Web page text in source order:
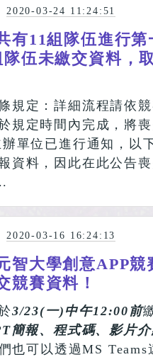
2020-03-24 11:24:51
有11組隊伍進行第
伍未繳交資料，
規定：詳細流程請依
規定時間內完成，將
資料，因此在此公告
...
2020-03-16 16:24:13
智大學創意APP競
競賽資料！
3/23(一)中午12:00前
簡報、程式碼、影片